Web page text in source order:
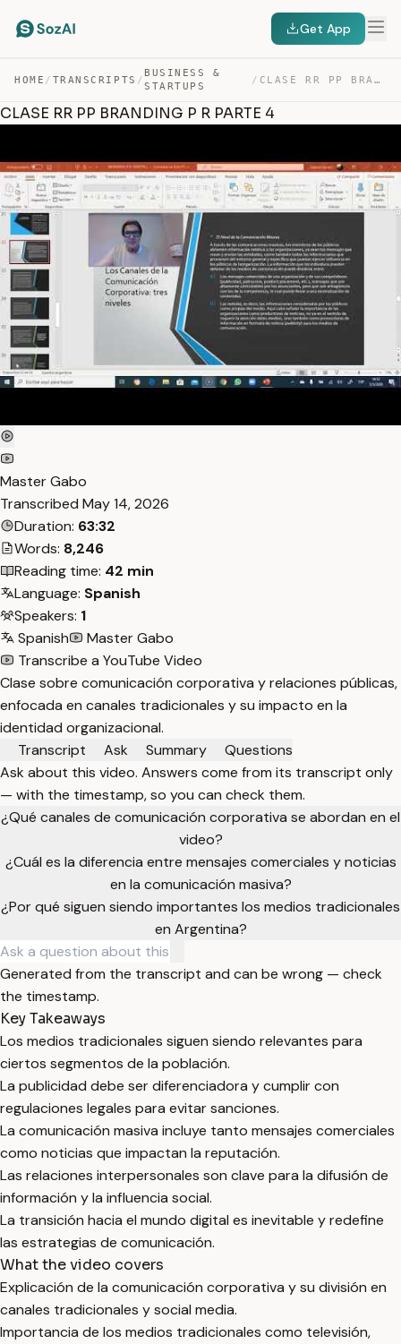
Get App
HOME / TRANSCRIPTS /
BUSINESS &
STARTUPS
/ CLASE RR PP BRANDING P R PARTE 4 — TRANSCRIPT
CLASE RR PP BRANDING P R PARTE 4
Master Gabo
Transcribed May 14, 2026
Duration: 63:32
Words: 8,246
Reading time: 42 min
Language: Spanish
Speakers: 1
Spanish
Master Gabo
Transcribe a YouTube Video
Clase sobre comunicación corporativa y relaciones públicas,
enfocada en canales tradicionales y su impacto en la
identidad organizacional.
Transcript
Ask Summary
Questions
Ask about this video. Answers come from its transcript only
— with the timestamp, so you can check them.
¿Qué canales de comunicación corporativa se abordan en el
video?
¿Cuál es la diferencia entre mensajes comerciales y noticias
en la comunicación masiva?
¿Por qué siguen siendo importantes los medios tradicionales
en Argentina?
Generated from the transcript and can be wrong — check
the timestamp.
Key Takeaways
Los medios tradicionales siguen siendo relevantes para
ciertos segmentos de la población.
La publicidad debe ser diferenciadora y cumplir con
regulaciones legales para evitar sanciones.
La comunicación masiva incluye tanto mensajes comerciales
como noticias que impactan la reputación.
Las relaciones interpersonales son clave para la difusión de
información y la influencia social.
La transición hacia el mundo digital es inevitable y redefine
las estrategias de comunicación.
What the video covers
Explicación de la comunicación corporativa y su división en
canales tradicionales y social media.
Importancia de los medios tradicionales como televisión,